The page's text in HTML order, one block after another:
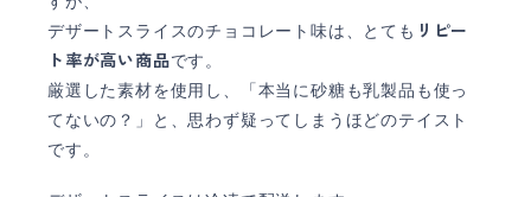
デザートスライスのチョコレート味は、とても リピー
ト率が高い商品です。
厳選した素材を使用し、「本当に砂糖も乳製品も使っ
てないの？」と、思わず疑ってしまうほどのテイスト
です。